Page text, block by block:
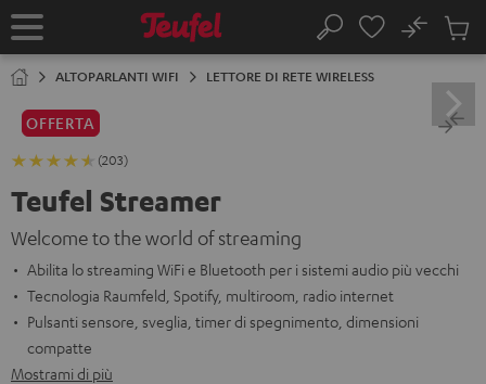
AL
Pagina
Cerca
No
ALTOPARLANTI WIFI LETTORE DI RETE WIRELESS
OFFERTA
(203)
Teufel Streamer
Welcome to the world of streaming
Abilita lo streaming WiFi e Bluetooth per i sistemi audio più vecchi
Tecnologia Raumfeld, Spotify, multiroom, radio internet
Pulsanti sensore, sveglia, timer di spegnimento, dimensioni
compatte
Mostrami di più